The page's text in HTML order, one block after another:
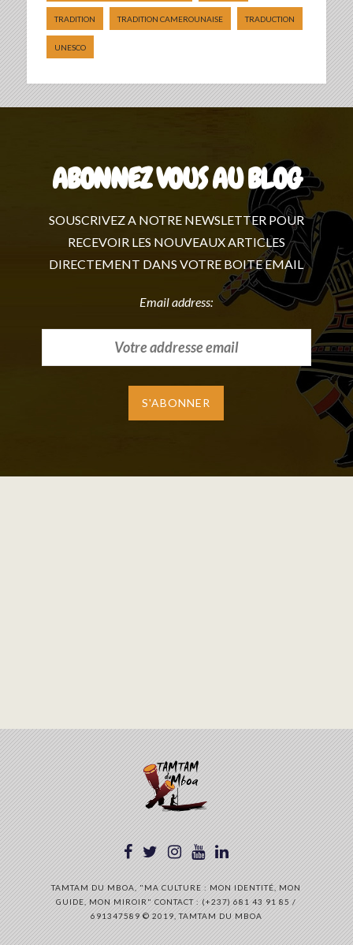
TRADITION TRADITION CAMEROUNAISE TRADUCTION
UNESCO
ABONNEZ VOUS AU BLOG
SOUSCRIVEZ A NOTRE NEWSLETTER POUR
RECEVOIR LES NOUVEAUX ARTICLES
DIRECTEMENT DANS VOTRE BOITE EMAIL
Email address:
TAMTAM DU MBOA, "MA CULTURE : MON IDENTITÉ, MON
GUIDE, MON MIROIR" CONTACT : (+237) 681 43 91 85 /
691347589 © 2019, TAMTAM DU MBOA